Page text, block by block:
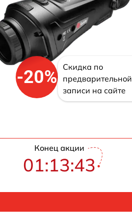
-20%
Скидка по
предварительной
записи на сайте
Конец акции
01:13:42